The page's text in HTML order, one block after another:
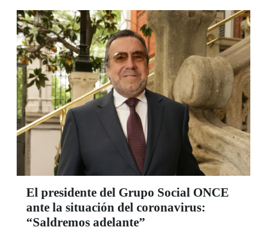
encuentro e interacción.
El presidente del Grupo Social ONCE
ante la situación del coronavirus:
“Saldremos adelante”